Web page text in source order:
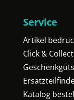
Service
Artikel
Click & Collect
Katalog